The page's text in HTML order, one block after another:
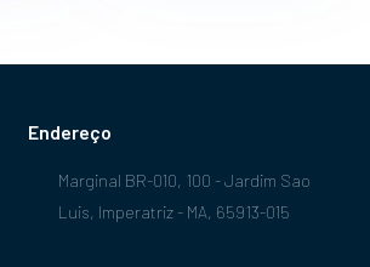
Endereço
Marginal BR-010, 100 - Jardim Sao
Luis, Imperatriz - MA, 65913-015